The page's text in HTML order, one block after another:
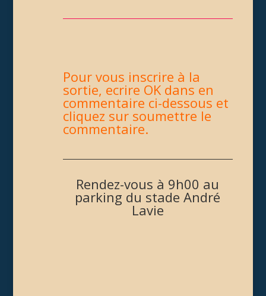
Pour vous inscrire à la
sortie, ecrire OK dans en
commentaire ci-dessous et
cliquez sur soumettre le
commentaire.
Rendez-vous à 9h00 au
parking du stade André
Lavie